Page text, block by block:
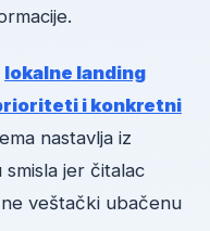
lokalne landing
i konkretni
nastavlja iz
jer čitalac
veštački ubačenu